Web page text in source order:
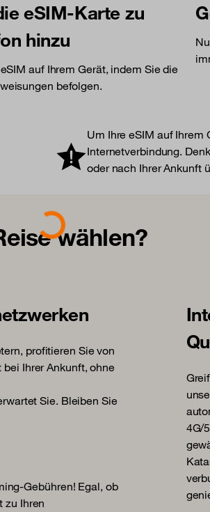
eSIM-Karte zu
hinzu
auf Ihrem Gerät, indem Sie die
befolgen.
Um Ihre eSIM auf Ihrem
Internetverbindung.
oder nach Ihrer Ankunft
wählen?
profitieren Sie von
Ihrer Ankunft, ohne
Sie. Bleiben Sie
Gebühren! Egal, ob
zu Ihren
4G/
Loading...